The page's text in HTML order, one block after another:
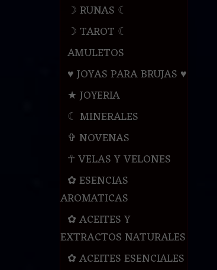
☽ RUNAS ☾
☽ TAROT ☾
AMULETOS
♥ JOYAS PARA BRUJAS ♥
★ JOYERIA
☾ MINERALES
✞ NOVENAS
☥ VELAS Y VELONES
✿ ESENCIAS
AROMATICAS
✿ ACEITES Y
EXTRACTOS NATURALES
✿ ACEITES ESENCIALES